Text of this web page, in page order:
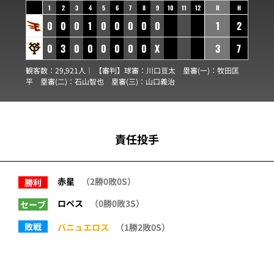
1 2 3 4 5 6 7 8 9 10 11 12
0 0 0 1 0 0 0 0 0
0 3 0 0 0 0 0 0 X
R H
1
2
3
7
観客数：29,921人｜ 【審判】球審： 川口亘太 塁審(一)： 牧田匡
平 塁審(二)： 石山智也 塁審(三)： 山口義治
責任投手
勝利 赤星
（2勝0敗0S）
セーブ
ロペス
（0勝0敗3S）
敗戦
バニュエロス （1勝2敗0S）